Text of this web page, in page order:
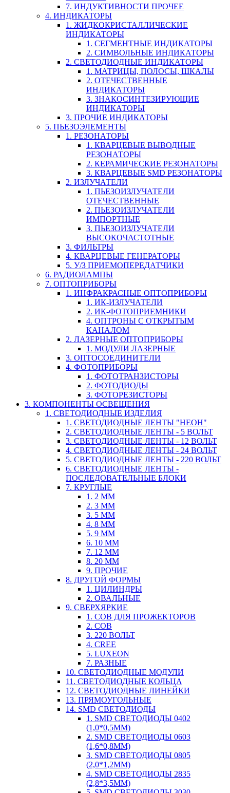
7. ИНДУКТИВНОСТИ ПРОЧЕЕ
4. ИНДИКАТОРЫ
1. ЖИДКОКРИСТАЛЛИЧЕСКИЕ
ИНДИКАТОРЫ
1. СЕГМЕНТНЫЕ ИНДИКАТОРЫ
2. СИМВОЛЬНЫЕ ИНДИКАТОРЫ
2. СВЕТОДИОДНЫЕ ИНДИКАТОРЫ
1. МАТРИЦЫ, ПОЛОСЫ, ШКАЛЫ
2. ОТЕЧЕСТВЕННЫЕ
ИНДИКАТОРЫ
3. ЗНАКОСИНТЕЗИРУЮЩИЕ
ИНДИКАТОРЫ
3. ПРОЧИЕ ИНДИКАТОРЫ
5. ПЬЕЗОЭЛЕМЕНТЫ
1. РЕЗОНАТОРЫ
1. КВАРЦЕВЫЕ ВЫВОДНЫЕ
РЕЗОНАТОРЫ
2. КЕРАМИЧЕСКИЕ РЕЗОНАТОРЫ
3. КВАРЦЕВЫЕ SMD РЕЗОНАТОРЫ
2. ИЗЛУЧАТЕЛИ
1. ПЬЕЗОИЗЛУЧАТЕЛИ
ОТЕЧЕСТВЕННЫЕ
2. ПЬЕЗОИЗЛУЧАТЕЛИ
ИМПОРТНЫЕ
3. ПЬЕЗОИЗЛУЧАТЕЛИ
ВЫСОКОЧАСТОТНЫЕ
3. ФИЛЬТРЫ
4. КВАРЦЕВЫЕ ГЕНЕРАТОРЫ
5. У/З ПРИЕМОПЕРЕДАТЧИКИ
6. РАДИОЛАМПЫ
7. ОПТОПРИБОРЫ
1. ИНФРАКРАСНЫЕ ОПТОПРИБОРЫ
1. ИК-ИЗЛУЧАТЕЛИ
2. ИК-ФОТОПРИЕМНИКИ
4. ОПТРОНЫ С ОТКРЫТЫМ
КАНАЛОМ
2. ЛАЗЕРНЫЕ ОПТОПРИБОРЫ
1. МОДУЛИ ЛАЗЕРНЫЕ
3. ОПТОСОЕДИНИТЕЛИ
4. ФОТОПРИБОРЫ
1. ФОТОТРАНЗИСТОРЫ
2. ФОТОДИОДЫ
3. ФОТОРЕЗИСТОРЫ
3. КОМПОНЕНТЫ ОСВЕЩЕНИЯ
1. СВЕТОДИОДНЫЕ ИЗДЕЛИЯ
1. СВЕТОДИОДНЫЕ ЛЕНТЫ "НЕОН"
2. СВЕТОДИОДНЫЕ ЛЕНТЫ - 5 ВОЛЬТ
3. СВЕТОДИОДНЫЕ ЛЕНТЫ - 12 ВОЛЬТ
4. СВЕТОДИОДНЫЕ ЛЕНТЫ - 24 ВОЛЬТ
5. СВЕТОДИОДНЫЕ ЛЕНТЫ - 220 ВОЛЬТ
6. СВЕТОДИОДНЫЕ ЛЕНТЫ -
ПОСЛЕДОВАТЕЛЬНЫЕ БЛОКИ
7. КРУГЛЫЕ
1. 2 ММ
2. 3 ММ
3. 5 ММ
4. 8 ММ
5. 9 ММ
6. 10 ММ
7. 12 ММ
8. 20 ММ
9. ПРОЧИЕ
8. ДРУГОЙ ФОРМЫ
1. ЦИЛИНДРЫ
2. ОВАЛЬНЫЕ
9. СВЕРХЯРКИЕ
1. COB ДЛЯ ПРОЖЕКТОРОВ
2. COB
3. 220 ВОЛЬТ
4. CREE
5. LUXEON
7. РАЗНЫЕ
10. СВЕТОДИОДНЫЕ МОДУЛИ
11. СВЕТОДИОДНЫЕ КОЛЬЦА
12. СВЕТОДИОДНЫЕ ЛИНЕЙКИ
13. ПРЯМОУГОЛЬНЫЕ
14. SMD СВЕТОДИОДЫ
1. SMD СВЕТОДИОДЫ 0402
(1,0*0,5ММ)
2. SMD СВЕТОДИОДЫ 0603
(1,6*0,8ММ)
3. SMD СВЕТОДИОДЫ 0805
(2,0*1,2ММ)
4. SMD СВЕТОДИОДЫ 2835
(2,8*3,5ММ)